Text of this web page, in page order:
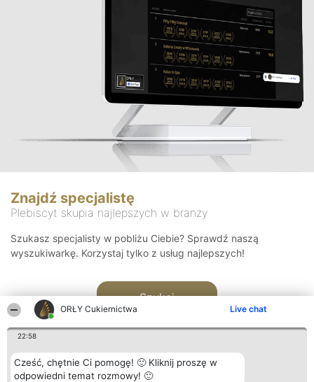
ORŁY Cukiernictwa Live chat
22:58
Cześć, chętnie Ci pomogę! 🙂 Kliknij proszę w
odpowiedni temat rozmowy! 🙂
Znajdź specjalistę
Plebiscyt skupia najlepszych w branży
Szukasz specjalisty w pobliżu Ciebie? Sprawdź naszą
wyszukiwarkę. Korzystaj tylko z usług najlepszych!
Szukaj